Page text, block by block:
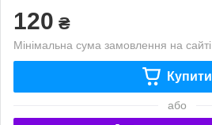
120 ₴
Мінімальна сума замовлення на
Купити
або